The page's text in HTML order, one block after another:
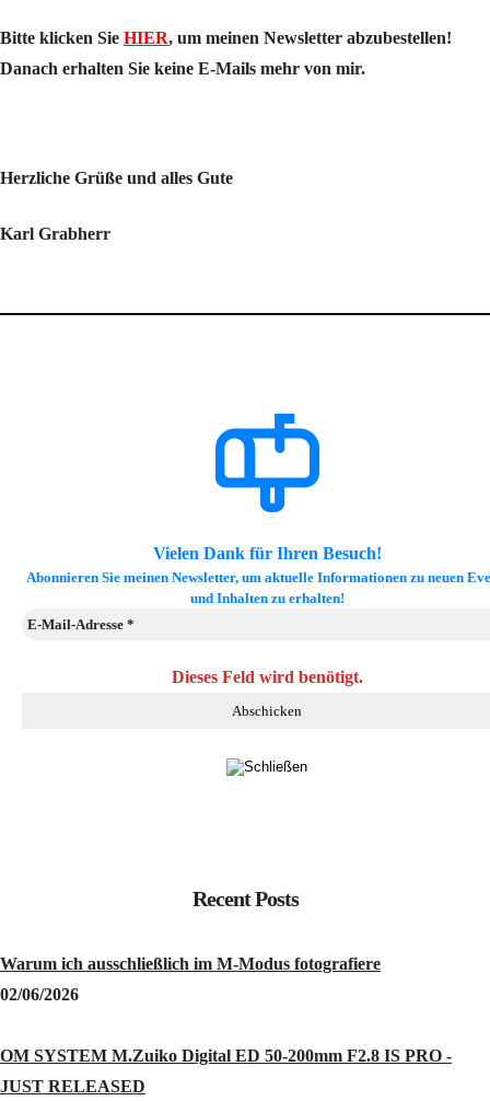
Bitte klicken Sie HIER, um meinen Newsletter abzubestellen!
Danach erhalten Sie keine E-Mails mehr von mir.
Herzliche Grüße und alles Gute
Karl Grabherr
Vielen Dank für Ihren Besuch!
Abonnieren Sie meinen Newsletter, um aktuelle Informationen zu neuen
und Inhalten zu erhalten!
Dieses Feld wird benötigt.
Recent Posts
Warum ich ausschließlich im M-Modus fotografiere
02/06/2026
OM SYSTEM M.Zuiko Digital ED 50-200mm F2.8 IS PRO -
JUST RELEASED